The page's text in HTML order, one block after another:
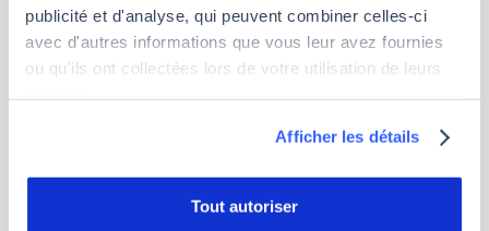
publicité et d'analyse, qui peuvent combiner celles-ci
avec d'autres informations que vous leur avez fournies
ou qu'ils ont collectées lors de votre utilisation de leurs
Afficher les détails
Tout autoriser
Si vous souhaitez en savoir plus sur les formations
proposées par Jedha, nous vous invitons à
Portes Ouvertesqui aura lieu en